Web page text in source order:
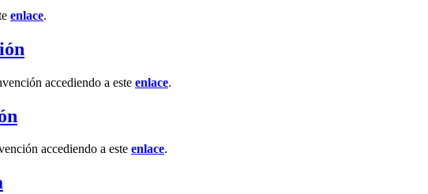
enlace.
accediendo a este enlace.
accediendo a este enlace.